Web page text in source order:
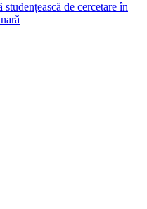
de cercetare în